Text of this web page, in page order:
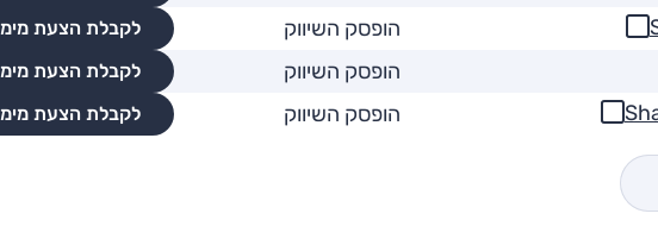
הופסק השיווק לקבלת הצעת
הופסק השיווק לקבלת הצעת
הופסק השיווק לקבלת הצעת